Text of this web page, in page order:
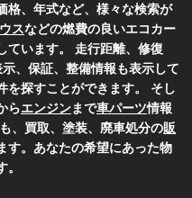
格、年式など、様々な検索が
スなどの燃費の良いエコカー
ています。 走行距離、修復
、保証、整備情報も表示して
を探すことができます。 そし
らエンジンまで車パーツ情報
、買取、塗装、廃車処分の販
す。あなたの希望にあった物